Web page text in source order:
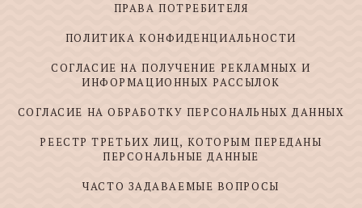
ПРАВА ПОТРЕБИТЕЛЯ
ПОЛИТИКА КОНФИДЕНЦИАЛЬНОСТИ
СОГЛАСИЕ НА ПОЛУЧЕНИЕ РЕКЛАМНЫХ И
ИНФОРМАЦИОННЫХ РАССЫЛОК
СОГЛАСИЕ НА ОБРАБОТКУ ПЕРСОНАЛЬНЫХ ДАННЫХ
РЕЕСТР ТРЕТЬИХ ЛИЦ, КОТОРЫМ ПЕРЕДАНЫ
ПЕРСОНАЛЬНЫЕ ДАННЫЕ
ЧАСТО ЗАДАВАЕМЫЕ ВОПРОСЫ